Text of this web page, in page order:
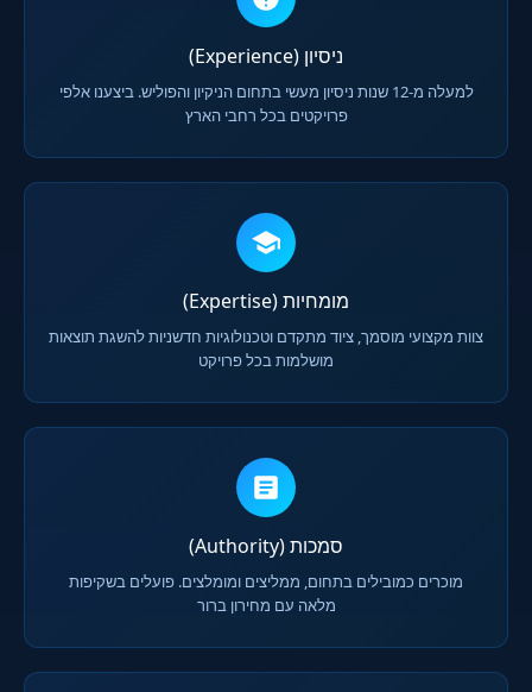
ניסיון (Experience)
למעלה מ-12 שנות ניסיון מעשי בתחום הניקיון והפוליש. ביצענו אלפי
פרויקטים בכל רחבי הארץ
מומחיות (Expertise)
צוות מקצועי מוסמך, ציוד מתקדם וטכנולוגיות חדשניות להשגת תוצאות
מושלמות בכל פרויקט
סמכות (Authority)
מוכרים כמובילים בתחום, ממליצים ומומלצים. פועלים בשקיפות
מלאה עם מחירון ברור